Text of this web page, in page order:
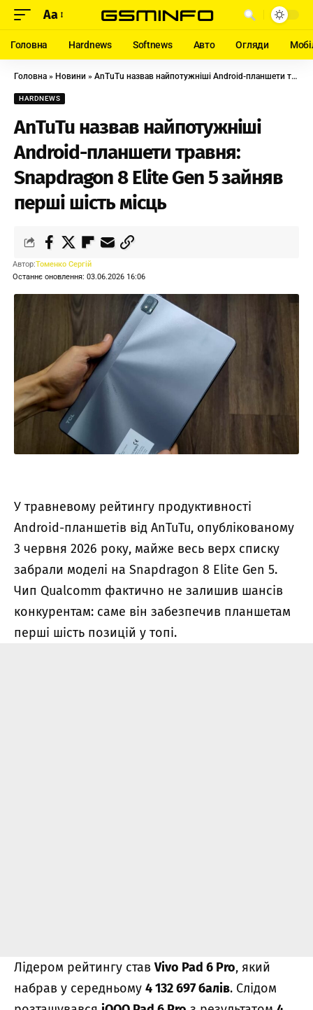
Aa
Головна Hardnews Softnews Авто Огляди
Головна » Новини » AnTuTu назвав найпотужніші Android-планшети травня: Snapdragon 8 Elite Gen 5 зайняв перші шість місць
HARDNEWS
AnTuTu назвав найпотужніші
Android-планшети травня:
Snapdragon 8 Elite Gen 5 зайняв
перші шість місць
Останнє оновлення: 03.06.2026 16:06
Автор:Томенко Сергій
У травневому рейтингу продуктивності
Android-планшетів від AnTuTu, опублікованому
3 червня 2026 року, майже весь верх списку
забрали моделі на Snapdragon 8 Elite Gen 5.
Чип Qualcomm фактично не залишив шансів
конкурентам: саме він забезпечив планшетам
перші шість позицій у топі.
Лідером рейтингу ставVivo Pad 6 Pro, який
набрав у середньому 4 132 697 балів. Слідом